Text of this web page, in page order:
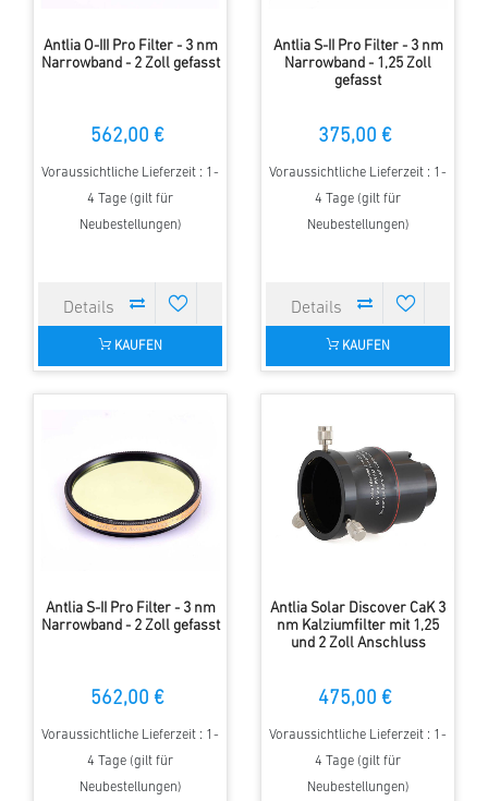
Antlia O-III Pro Filter - 3 nm
Narrowband - 2 Zoll gefasst
562,00 €
Voraussichtliche Lieferzeit : 1-
4 Tage (gilt für
Neubestellungen)
KAUFEN
Antlia S-II Pro Filter - 3 nm
Narrowband - 1,25 Zoll
gefasst
375,00 €
Voraussichtliche Lieferzeit : 1-
4 Tage (gilt für
Neubestellungen)
KAUFEN
Antlia S-II Pro Filter - 3 nm
Narrowband - 2 Zoll gefasst
562,00 €
Voraussichtliche Lieferzeit : 1-
4 Tage (gilt für
Neubestellungen)
Antlia Solar Discover CaK 3
nm Kalziumfilter mit 1,25
und 2 Zoll Anschluss
475,00 €
Voraussichtliche Lieferzeit : 1-
4 Tage (gilt für
Neubestellungen)